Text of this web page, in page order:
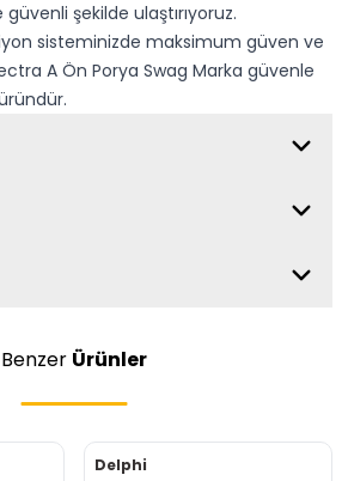
güvenli şekilde ulaştırıyoruz.
sisteminizde maksimum güven ve
A Ön Porya Swag Marka güvenle
Benzer Ürünler
Delphi